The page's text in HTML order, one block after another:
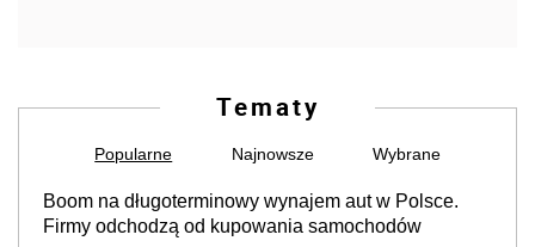
Tematy
Popularne Najnowsze Wybrane
Boom na długoterminowy wynajem aut w Polsce.
Firmy odchodzą od kupowania samochodów